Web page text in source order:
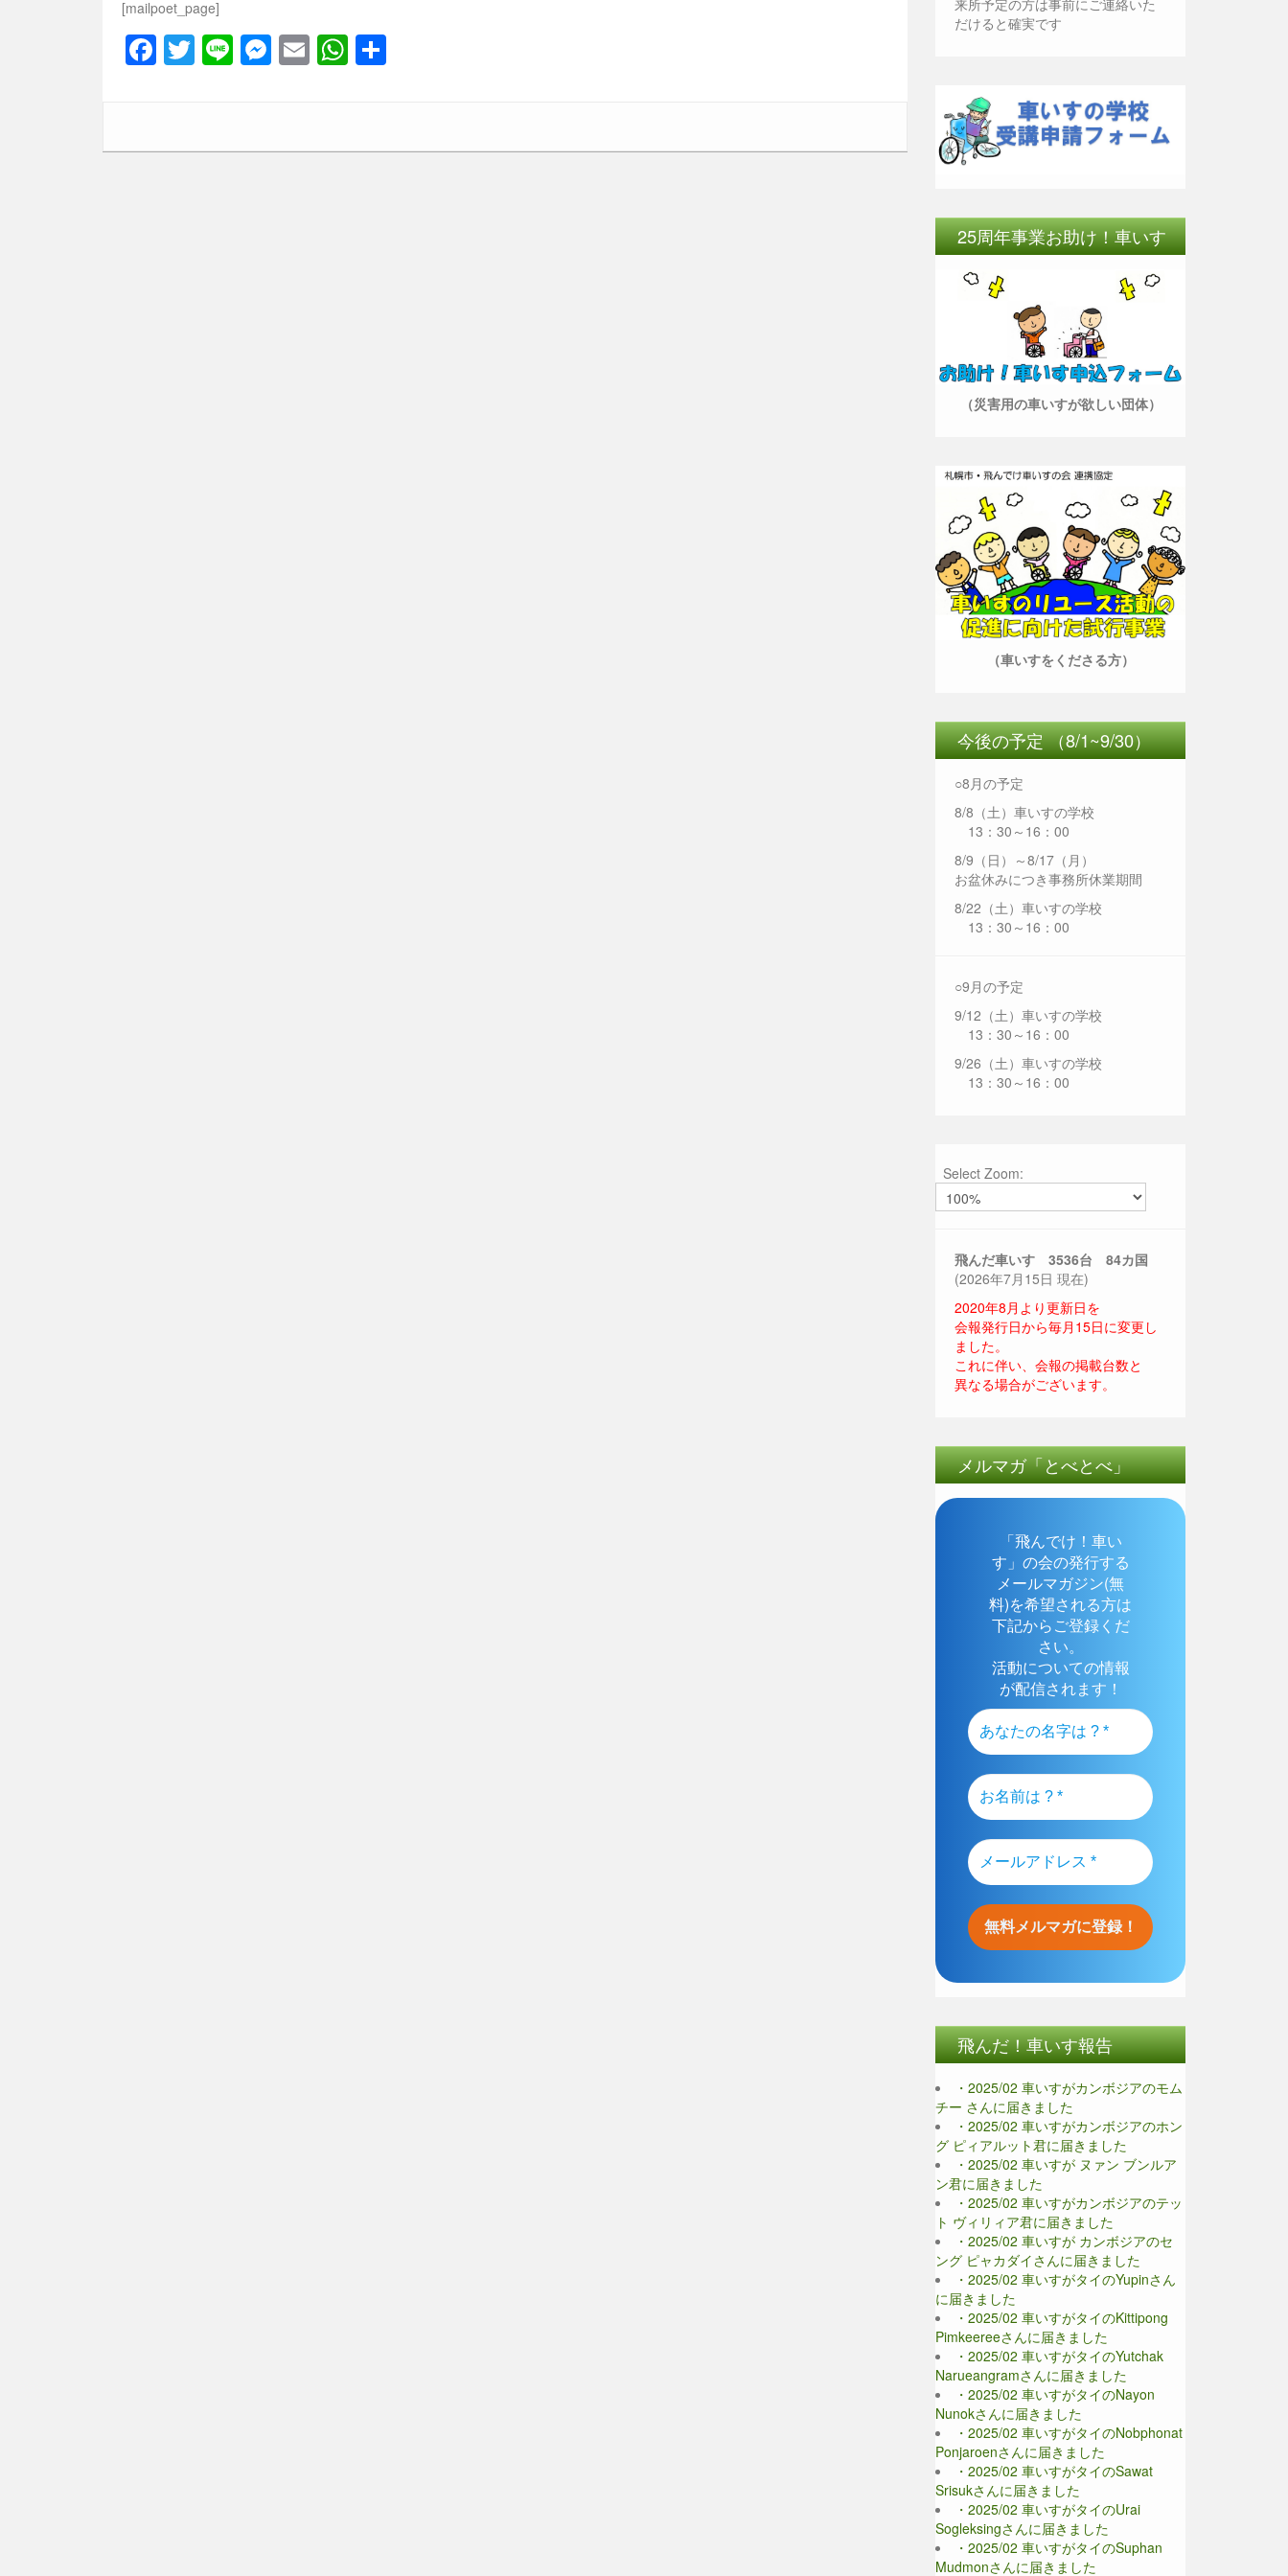
[mailpoet_page]
F
a
e
T
wi
er
Li
n
M
e
e
E
m
W
h
s
来所予定の方は事前にご連絡いた
だけると確実です
25周年事業お助け！車いす
（災害用の車いすが欲しい団体）
（車いすをくださる方）
今後の予定 （8/1~9/30）
○8月の予定
8/8（土）車いすの学校
13：30～16：00
8/9（日）～8/17（月）
お盆休みにつき事務所休業期間
8/22（土）車いすの学校
13：30～16：00
○9月の予定
9/12（土）車いすの学校
13：30～16：00
9/26（土）車いすの学校
13：30～16：00
Select Zoom:
飛んだ車いす 3536台 84カ国
(2026年7月15日 現在)
2020年8月より更新日を
会報発行日から毎月15日に変更し
ました。
これに伴い、会報の掲載台数と
異なる場合がございます。
メルマガ「とべとべ」
「飛んでけ！車い
す」の会の発行する
メールマガジン(無
料)を希望される方は
下記からご登録くだ
さい。
活動についての情報
が配信されます！
飛んだ！車いす報告
・2025/02 車いすがカンボジアのモム
チー さんに届きました
・2025/02 車いすがカンボジアのホン
グ ピィアルット君に届きました
・2025/02 車いすが ヌァン ブンルア
ン君に届きました
・2025/02 車いすがカンボジアのテッ
ト ヴィリィア君に届きました
・2025/02 車いすが カンボジアのセ
ング ピャカダイさんに届きました
・2025/02 車いすがタイのYupinさん
に届きました
・2025/02 車いすがタイのKittipong
Pimkeereeさんに届きました
・2025/02 車いすがタイのYutchak
Narueangramさんに届きました
・2025/02 車いすがタイのNayon
Nunokさんに届きました
・2025/02 車いすがタイのNobphonat
Ponjaroenさんに届きました
・2025/02 車いすがタイのSawat
Srisukさんに届きました
・2025/02 車いすがタイのUrai
Sogleksingさんに届きました
・2025/02 車いすがタイのSuphan
Mudmonさんに届きました